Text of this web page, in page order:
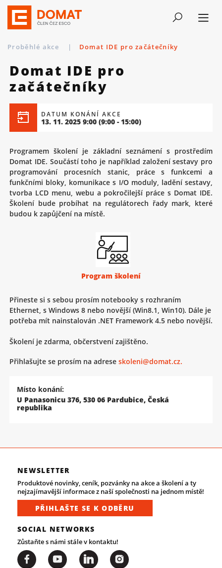
Proběhlé akce | Domat IDE pro začátečníky
Domat IDE pro
začátečníky
DATUM KONÁNÍ AKCE
13. 11. 2025 9:00 (9:00 - 15:00)
Programem školení je základní seznámení s prostředím
Domat IDE. Součástí toho je například založení sestavy pro
programování procesních stanic, práce s funkcemi a
funkčními bloky, komunikace s I/O moduly, ladění sestavy,
tvorba LCD menu, webu a pokročilejší práce s Domat IDE.
Školení bude probíhat na regulátorech řady mark, které
budou k zapůjčení na místě.
Program školení
Přineste si s sebou prosím notebooky s rozhraním
Ethernet, s Windows 8 nebo novější (Win8.1, Win10). Dále je
potřeba mít nainstalován .NET Framework 4.5 nebo novější.
Školení je zdarma, občerstvení zajištěno.
Přihlašujte se prosím na adrese skoleni@domat.cz.
Místo konání:
U Panasonicu 376, 530 06 Pardubice, Česká
republika
NEWSLETTER
Produktové novinky, ceník, pozvánky na akce a školení a ty
nejzajímavější informace z naší společnosti na jednom místě!
PŘIHLAŠTE SE K ODBĚRU
SOCIAL NETWORKS
Zůstaňte s námi stále v kontaktu!